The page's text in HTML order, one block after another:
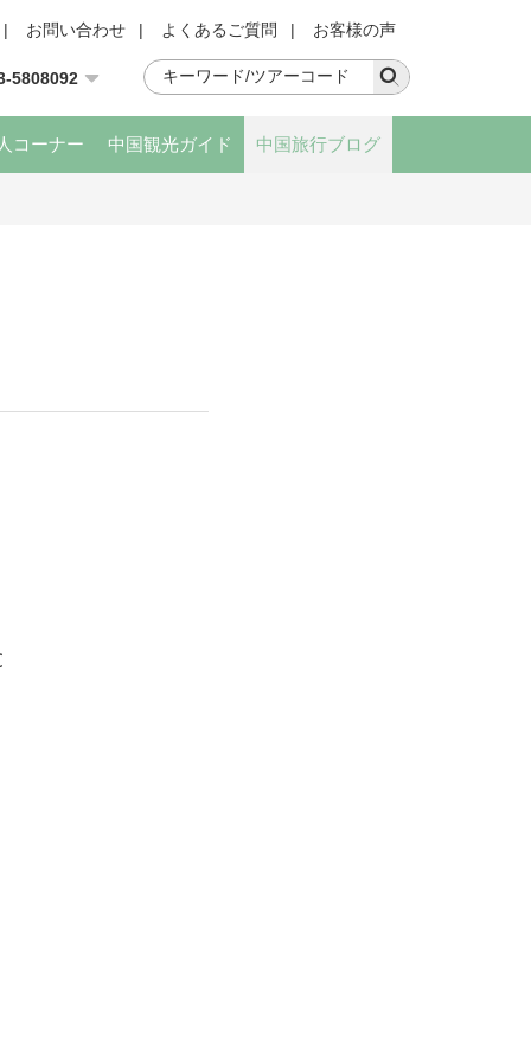
| お問い合わせ | よくあるご質問 | お客様の声
5808092
コーナー 中国観光ガイド 中国旅行ブログ